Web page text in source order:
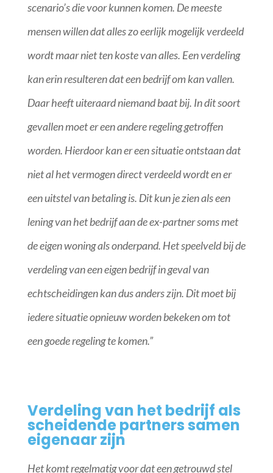
scenario’s die voor kunnen komen. De meeste
mensen willen dat alles zo eerlijk mogelijk verdeeld
wordt maar niet ten koste van alles. Een verdeling
kan erin resulteren dat een bedrijf om kan vallen.
Daar heeft uiteraard niemand baat bij. In dit soort
gevallen moet er een andere regeling getroffen
worden. Hierdoor kan er een situatie ontstaan dat
niet al het vermogen direct verdeeld wordt en er
een uitstel van betaling is. Dit kun je zien als een
lening van het bedrijf aan de ex-partner soms met
de eigen woning als onderpand. Het speelveld bij de
verdeling van een eigen bedrijf in geval van
echtscheidingen kan dus anders zijn. Dit moet bij
iedere situatie opnieuw worden bekeken om tot
een goede regeling te komen.”
Verdeling van het bedrijf als
scheidende partners samen
eigenaar zijn
Het komt regelmatig voor dat een getrouwd stel